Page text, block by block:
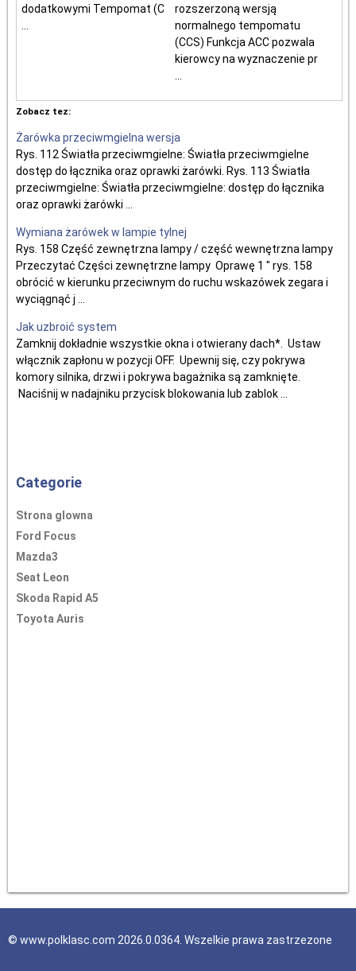
dodatkowymi Tempomat (C
rozszerzoną wersją
normalnego tempomatu
(CCS) Funkcja ACC pozwala
kierowcy na wyznaczenie pr
Zobacz tez:
Żarówka przeciwmgielna wersja
Rys. 112 Światła przeciwmgielne: Światła przeciwmgielne
dostęp do łącznika oraz oprawki żarówki. Rys. 113 Światła
przeciwmgielne: Światła przeciwmgielne: dostęp do łącznika
oraz oprawki żarówki ...
Wymiana żarówek w lampie tylnej
Rys. 158 Część zewnętrzna lampy / część wewnętrzna lampy
Przeczytać Części zewnętrzne lampy Oprawę 1 " rys. 158
obrócić w kierunku przeciwnym do ruchu wskazówek zegara i
wyciągnąć j ...
Jak uzbroić system
Zamknij dokładnie wszystkie okna i otwierany dach*. Ustaw
włącznik zapłonu w pozycji OFF. Upewnij się, czy pokrywa
komory silnika, drzwi i pokrywa bagażnika są zamknięte.
Naciśnij w nadajniku przycisk blokowania lub zablok ...
Categorie
Strona glowna
Ford Focus
Mazda3
Seat Leon
Skoda Rapid A5
Toyota Auris
© www.polklasc.com 2026.0.0364. Wszelkie prawa zastrzezone